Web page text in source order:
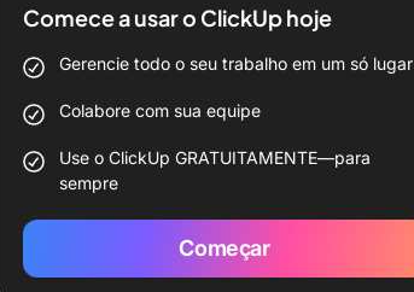
Comece a usar o ClickUp hoje
Gerencie todo o seu trabalho em um só lugar
Colabore com sua equipe
Use o ClickUp GRATUITAMENTE—para
sempre
Começar